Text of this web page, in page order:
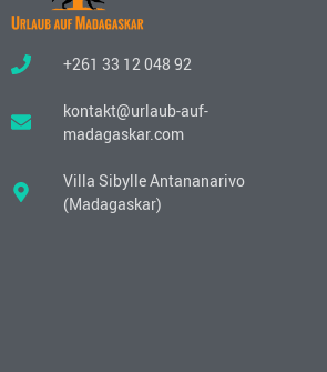
+261 33 12 048 92
kontakt@urlaub-auf-
madagaskar.com
Villa Sibylle Antananarivo
(Madagaskar)